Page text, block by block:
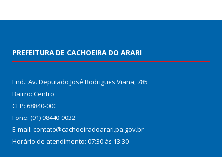
PREFEITURA DE CACHOEIRA DO ARARI
End.: Av. Deputado José Rodrigues Viana, 785
Bairro: Centro
CEP: 68840-000
Fone: (91) 98440-9032
E-mail: contato@cachoeiradoarari.pa.gov.br
Horário de atendimento: 07:30 às 13:30